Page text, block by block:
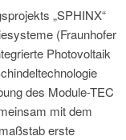
„SPHINX“
(Fraunhofer
Photovoltaik
des Module-TEC
mit dem
erste